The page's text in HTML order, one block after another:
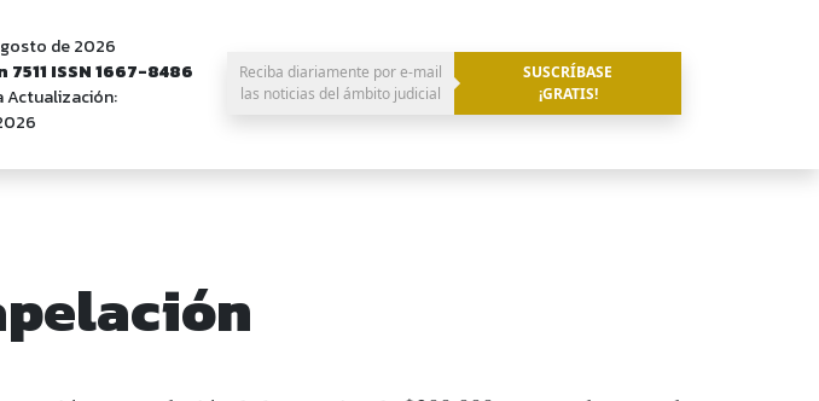
de 2026
7511 ISSN 1667-8486
Actualización:
Reciba diariamente por e-mail
las noticias del ámbito judicial
SUSCRÍBASE
¡GRATIS!